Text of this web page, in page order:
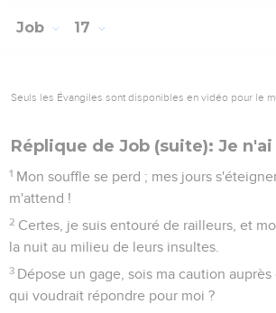
Job 17
Seuls les Évangiles sont disponibles en vidéo pour le
Réplique de Job (suite): Je
1 Mon souffle se perd ; mes jours
m'attend !
2 Certes, je suis entouré de railleurs, et
la nuit au milieu de leurs insultes.
3 Dépose un gage, sois ma caution
qui voudrait répondre pour moi ?